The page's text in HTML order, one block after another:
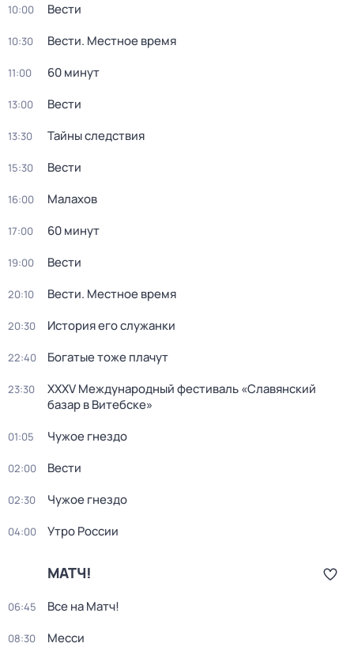
10:00 Вести
10:30 Вести. Местное время
11:00 60 минут
13:00 Вести
13:30 Тайны следствия
15:30 Вести
16:00 Малахов
17:00 60 минут
19:00 Вести
20:10 Вести. Местное время
20:30 История его служанки
22:40 Богатые тоже плачут
23:30
XXXV Международный фестиваль «Славянский
базар в Витебске»
01:05 Чужое гнездо
02:00 Вести
02:30 Чужое гнездо
04:00 Утро России
МАТЧ!
06:45 Все на Матч!
08:30 Месси